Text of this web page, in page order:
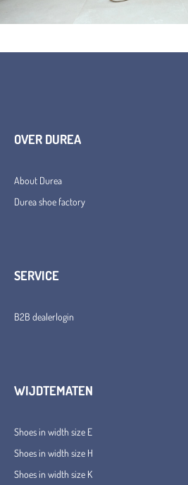
OVER DUREA
About Durea
Durea shoe factory
SERVICE
B2B dealerlogin
WIJDTEMATEN
Shoes in width size E
Shoes in width size H
Shoes in width size K